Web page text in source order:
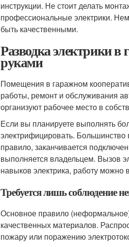
инструкции. Не стоит делать
профессиональные электрики.
быть качественными.
Разводка электрики в
руками
Помещения в гаражном
работы, ремонт и обслуживания
организуют рабочее место в
Если вы планируете выполнять
электрифицировать. Большинство
правило, заканчивается
выполняется владельцем. Вызов
навыков электрика, работу можно
Требуется лишь соблюдение
Основное правило
качественных материалов.
пожару или поражению